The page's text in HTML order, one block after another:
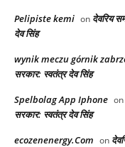
Pelipiste kemi on देवरिय
देव सिंह
wynik meczu górnik
सरकार: स्वतंत्र देव सिंह
Spelbolag App Iphone on
सरकार: स्वतंत्र देव सिंह
ecozenenergy.Com on